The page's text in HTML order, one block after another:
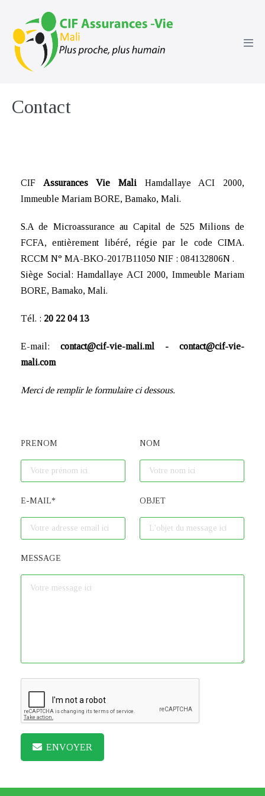
contenu
Contact
CIF Assurances Vie Mali Hamdallaye ACI 2000,
Immeuble Mariam BORE, Bamako, Mali.
S.A de Microassurance au Capital de 525 Milions de
FCFA, entièrement libéré, régie par le code CIMA.
RCCM N° MA-BKO-2017B11050 NIF : 084132806N .
Siège Social: Hamdallaye ACI 2000, Immeuble Mariam
BORE, Bamako, Mali.
Tél. : 20 22 04 13
E-mail: contact@cif-vie-mali.ml - contact@cif-vie-
mali.com
Merci de remplir le formulaire ci dessous.
PRENOM NOM
E-MAIL* OBJET
MESSAGE
ENVOYER